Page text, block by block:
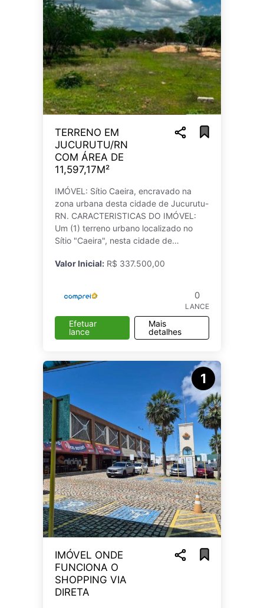
TERRENO EM
JUCURUTU/RN
COM ÁREA DE
11,597,17M²
IMÓVEL: Sítio Caeira, encravado na
zona urbana desta cidade de Jucurutu-
RN. CARACTERISTICAS DO IMÓVEL:
Um (1) terreno urbano localizado no
Sítio "Caeira", nesta cidade de
11,597,17m² (onze mil, quinhentos e
Valor Inicial: R$ 337.500,00
0
LANCE
Efetuar
lance
Mais
detalhes
1
IMÓVEL ONDE
FUNCIONA O
SHOPPING VIA
DIRETA